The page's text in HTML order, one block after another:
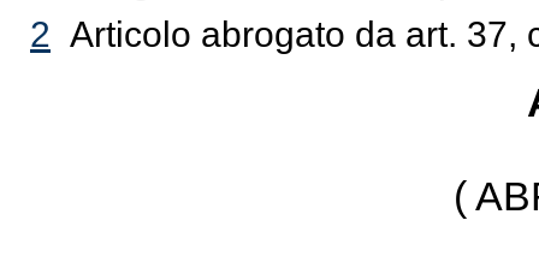
2 Articolo abrogato da art. 37,
(